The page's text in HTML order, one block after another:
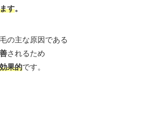
す。
の主な原因である
されるため
果的です。